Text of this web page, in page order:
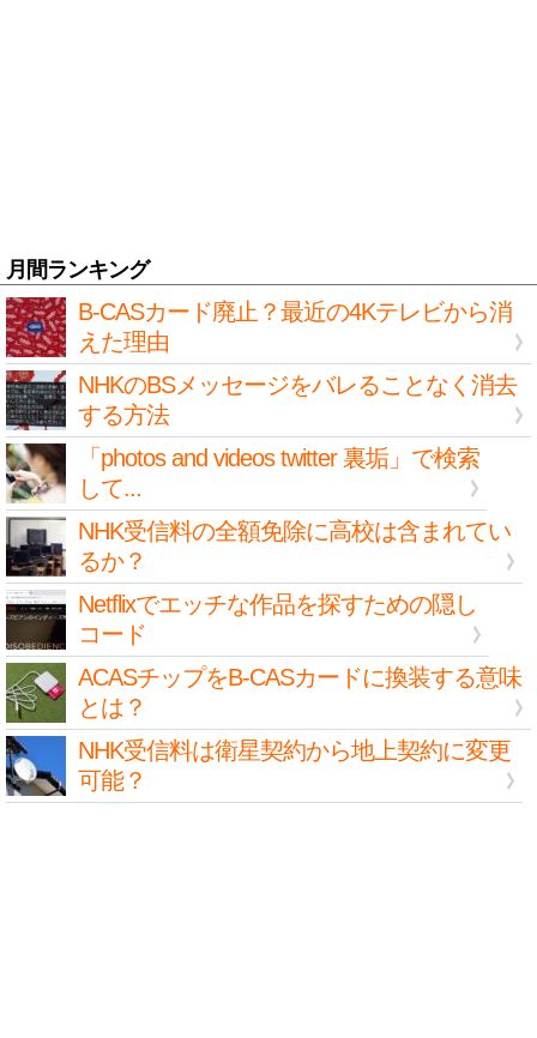
月間ランキング
B-CASカード廃止？最近の4Kテレビから消
えた理由
NHKのBSメッセージをバレることなく消去
する方法
「photos and videos twitter 裏垢」で検索
して...
NHK受信料の全額免除に高校は含まれてい
るか？
Netflixでエッチな作品を探すための隠し
コード
ACASチップをB-CASカードに換装する意味
とは？
NHK受信料は衛星契約から地上契約に変更
可能？